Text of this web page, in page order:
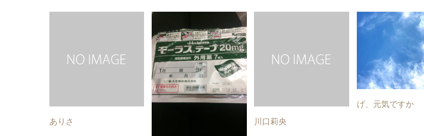
ありさ 川口莉央
げ、元気ですか